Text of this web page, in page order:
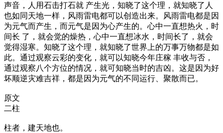
声音，人用石击打石就 产生光，知晓了这个理，就知晓了人
也如同天地一样，风雨雷电都可以创造出来。风雨雷电都是因
为元气而产生，而元气是因为心产生的。心中一直想热火，时
间长 了，就会觉的燥热，心中一直想冰水，时间长了，就会
觉得湿寒。知晓了这个理，就知晓了世界上的万事万物都是如
此。通过观察云彩的变化，就可以知晓今年庄稼 丰收与否，
通过观察八个方位的情况，就可知晓当时的吉凶。这是因为好
坏顺逆灾难吉祥，都是因为元气的不同运行、聚散而已。
原文
二柱
柱者，建天地也。